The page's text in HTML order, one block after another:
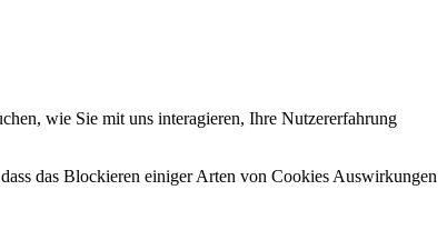
wie Sie mit uns interagieren, Ihre Nutzererfahrung
das Blockieren einiger Arten von Cookies Auswirkungen